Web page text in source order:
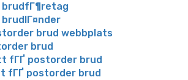
brudfГ¶retag
brud webbplats
brud
fГҐ postorder brud
fГҐ postorder brud